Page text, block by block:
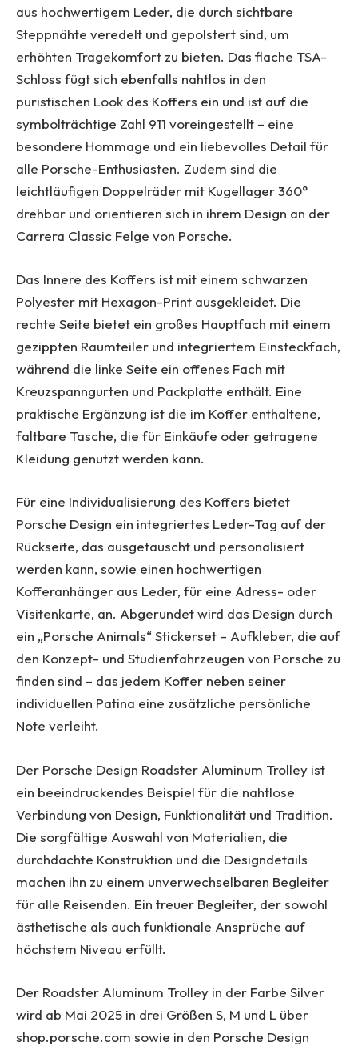
aus hochwertigem Leder, die durch sichtbare
Steppnähte veredelt und gepolstert sind, um
erhöhten Tragekomfort zu bieten. Das flache TSA-
Schloss fügt sich ebenfalls nahtlos in den
puristischen Look des Koffers ein und ist auf die
symbolträchtige Zahl 911 voreingestellt – eine
besondere Hommage und ein liebevolles Detail für
alle Porsche-Enthusiasten. Zudem sind die
leichtläufigen Doppelräder mit Kugellager 360°
drehbar und orientieren sich in ihrem Design an der
Carrera Classic Felge von Porsche.
Das Innere des Koffers ist mit einem schwarzen
Polyester mit Hexagon-Print ausgekleidet. Die
rechte Seite bietet ein großes Hauptfach mit einem
gezippten Raumteiler und integriertem Einsteckfach,
während die linke Seite ein offenes Fach mit
Kreuzspanngurten und Packplatte enthält. Eine
praktische Ergänzung ist die im Koffer enthaltene,
faltbare Tasche, die für Einkäufe oder getragene
Kleidung genutzt werden kann.
Für eine Individualisierung des Koffers bietet
Porsche Design ein integriertes Leder-Tag auf der
Rückseite, das ausgetauscht und personalisiert
werden kann, sowie einen hochwertigen
Kofferanhänger aus Leder, für eine Adress- oder
Visitenkarte, an. Abgerundet wird das Design durch
ein „Porsche Animals“ Stickerset – Aufkleber, die auf
den Konzept- und Studienfahrzeugen von Porsche zu
finden sind – das jedem Koffer neben seiner
individuellen Patina eine zusätzliche persönliche
Note verleiht.
Der Porsche Design Roadster Aluminum Trolley ist
ein beeindruckendes Beispiel für die nahtlose
Verbindung von Design, Funktionalität und Tradition.
Die sorgfältige Auswahl von Materialien, die
durchdachte Konstruktion und die Designdetails
machen ihn zu einem unverwechselbaren Begleiter
für alle Reisenden. Ein treuer Begleiter, der sowohl
ästhetische als auch funktionale Ansprüche auf
höchstem Niveau erfüllt.
Der Roadster Aluminum Trolley in der Farbe Silver
wird ab Mai 2025 in drei Größen S, M und L über
shop.porsche.com sowie in den Porsche Design